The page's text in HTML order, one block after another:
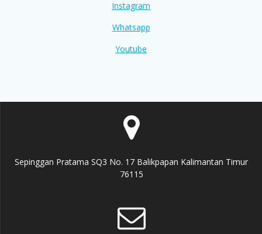
Instagram
Whatsapp
Youtube
Sepinggan Pratama SQ3 No. 17 Balikpapan Kalimantan Timur
76115